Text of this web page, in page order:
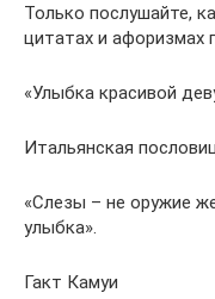
Только послушайте,
цитатах и афоризмах
«Улыбка красивой
Итальянская
«Слезы – не оружие
улыбка».
Гакт Камуи